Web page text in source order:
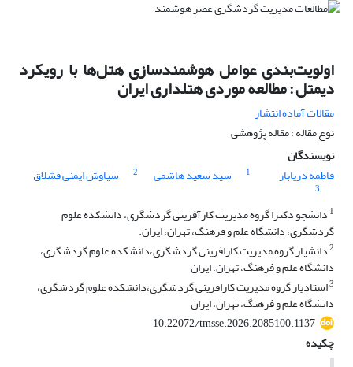
اولویت‌بندی عوامل هوشمندسازی هتل‌ها با رویکرد
دیمتل : مطالعه موردی هتلداری ایران
مقالات آماده انتشار
نوع مقاله : مقاله پژوهشی
نویسندگان
فاطمه دریابار
1 سید سعید هاشمی 2 سیاوش ایمنی قشلاق
3
1 دانشجو دکترا گروه مدیریت کارآفرینی گردشگری، دانشکده علوم
گردشگری، دانشگاه علم و فرهنگ، تهران، ایران.
2دانشیار گروه مدیریت کارافرینی گردشگری،دانشکده علوم گردشگری،
دانشگاه علم و فرهنگ، تهران، ایران
3استادیار گروه مدیریت کارافرینی گردشگری،دانشکده علوم گردشگری،
دانشگاه علم و فرهنگ، تهران، ایران
10.22072/tmsse.2026.2085100.1137
چکیده